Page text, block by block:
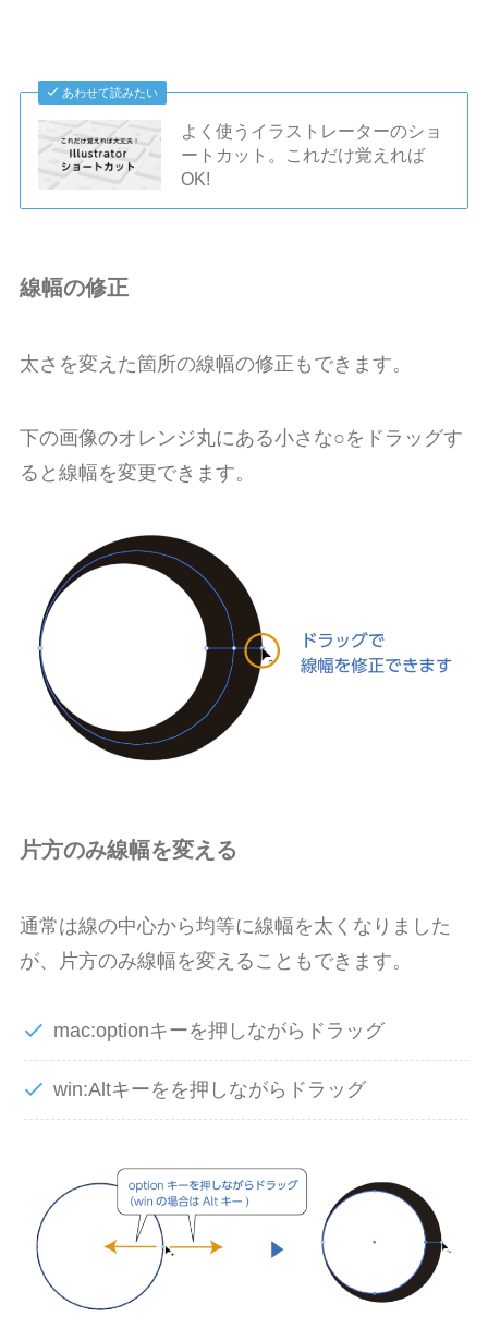
あわせて読みたい
よく使うイラストレーターのショ
ートカット。これだけ覚えれば
OK!
線幅の修正
太さを変えた箇所の線幅の修正もできます。
下の画像のオレンジ丸にある小さな○をドラッグす
ると線幅を変更できます。
片方のみ線幅を変える
通常は線の中心から均等に線幅を太くなりました
が、片方のみ線幅を変えることもできます。
mac:optionキーを押しながらドラッグ
win:Altキーをを押しながらドラッグ